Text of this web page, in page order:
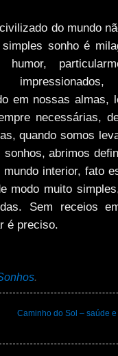
do mundo
sonho é
em nossas almas,
necessárias,
quando somos
abrimos
interior, fato
modo muito
Sem receios
é preciso.
.
Caminho do Sol – saúde